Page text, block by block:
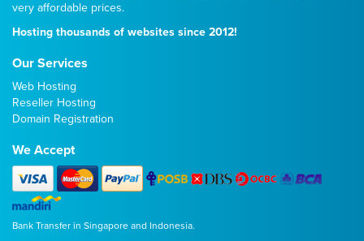
very affordable prices.
Hosting thousands of websites since 2012!
Our Services
Web Hosting
Reseller Hosting
Domain Registration
We Accept
Bank Transfer in Singapore and Indonesia.